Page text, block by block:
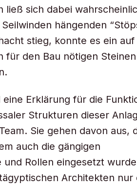
ließ sich dabei
hängenden
stieg, konnte es ein auf
für den Bau nötigen
Erklärung für die
Strukturen dieser
Sie gehen davon aus,
auch die gängigen
und Rollen eingesetzt
Architekten nur